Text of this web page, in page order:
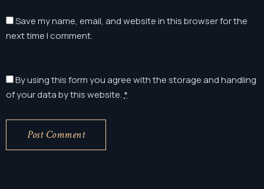
Save my name, email, and website in this browser for the
next time I comment.
By using this form you agree with the storage and handling
of your data by this website. *
Post Comment